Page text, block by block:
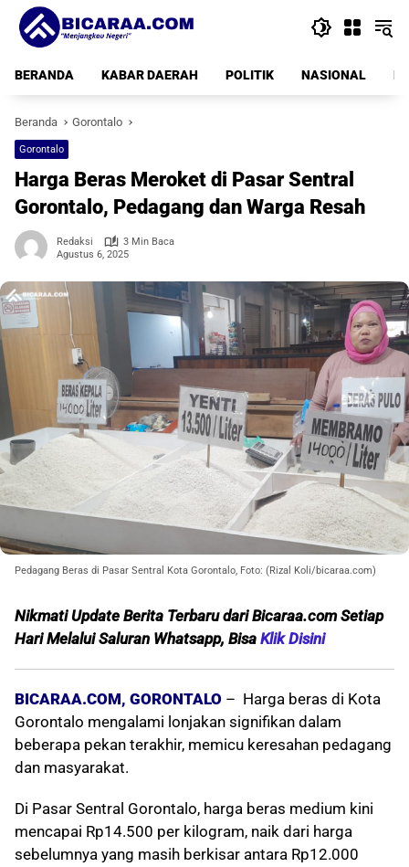
Langsung
konten
BERANDA
KABAR DAERAH POLITIK NASIONAL
Beranda Gorontalo
Gorontalo
Harga Beras Meroket di Pasar Sentral
Gorontalo, Pedagang dan Warga Resah
Redaksi
3 Min Baca
Agustus 6, 2025
Pedagang Beras di Pasar Sentral Kota Gorontalo, Foto: (Rizal Koli/bicaraa.com)
Nikmati Update Berita Terbaru dari Bicaraa.com Setiap
Hari Melalui Saluran Whatsapp, Bisa Klik Disini
BICARAA.COM, GORONTALO – Harga beras di Kota
Gorontalo mengalami lonjakan signifikan dalam
beberapa pekan terakhir, memicu keresahan pedagang
dan masyarakat.
Di Pasar Sentral Gorontalo, harga beras medium kini
mencapai Rp14.500 per kilogram, naik dari harga
sebelumnya yang masih berkisar antara Rp12.000